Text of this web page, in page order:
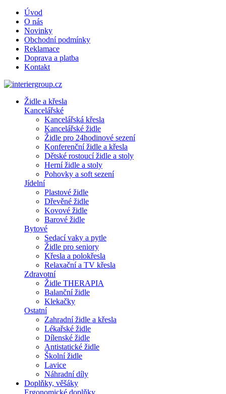
Úvod
O nás
Novinky
Obchodní podmínky
Reklamace
Doprava a platba
Kontakt
Židle a křesla
Kancelářské
Kancelářská křesla
Kancelářské židle
Židle pro 24hodinové sezení
Konferenční židle a křesla
Dětské rostoucí židle a stoly
Herní židle a stoly
Pohovky a soft sezení
Jídelní
Plastové židle
Dřevěné židle
Kovové židle
Barové židle
Bytové
Sedací vaky a pytle
Židle pro seniory
Křesla a polokřesla
Relaxační a TV křesla
Zdravotní
Židle THERAPIA
Balanční židle
Klekačky
Ostatní
Zahradní židle a křesla
Lékařské židle
Dílenské židle
Antistatické židle
Školní židle
Lavice
Náhradní díly
Doplňky, věšáky
Ergonomické doplňky